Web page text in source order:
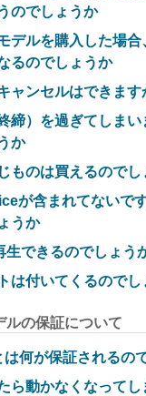
のでしょうか
デルを購入した場
るのでしょうか
ャンセルはできます
締）を過ぎてしま
か
ものは買えるのでし
が含まれてないで
うか
生できるのでしょう
は付いてくるのでし
ルの保証について
何が保証されるの
ら動かなくなって